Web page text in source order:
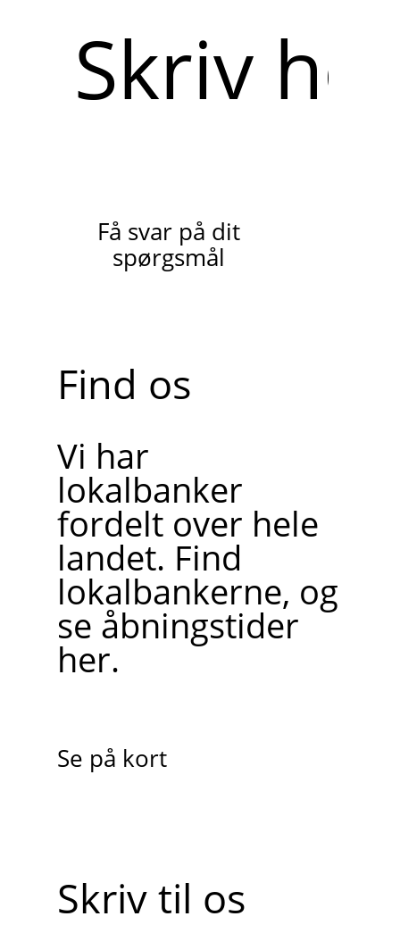
her
Få svar på dit
spørgsmål
Find os
Vi har
lokalbanker
fordelt over hele
landet. Find
lokalbankerne, og
se åbningstider
her.
Se på kort
Skriv til os